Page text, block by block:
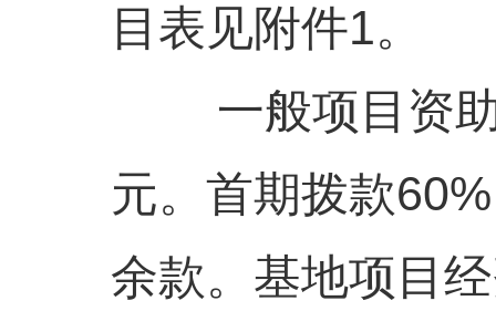
目表见附件1。
一般项目资助
元。首期拨款
余款。基地项目